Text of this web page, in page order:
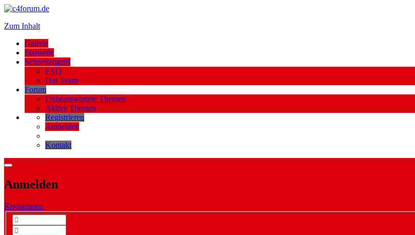
Zum Inhalt
Galerie
Startseite
Schnellzugriff
FAQ
Das Team
Forum
Unbeantwortete Themen
Aktive Themen
Registrieren
Anmelden
Kontakt
Anmelden
Registrieren